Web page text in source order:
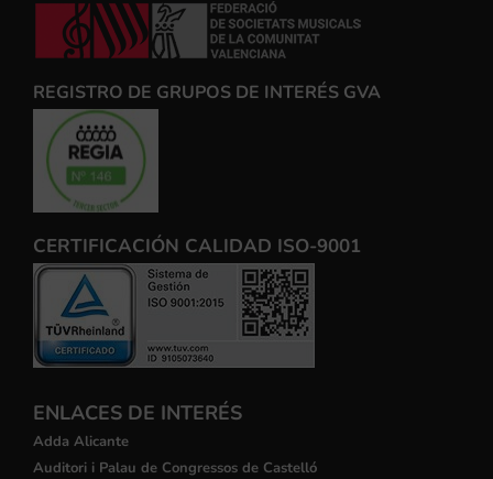
REGISTRO DE GRUPOS DE INTERÉS GVA
CERTIFICACIÓN CALIDAD ISO-9001
ENLACES DE INTERÉS
Adda Alicante
Auditori i Palau de Congressos de Castelló